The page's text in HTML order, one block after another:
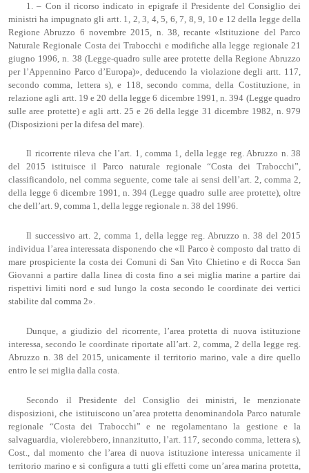
1. – Con il ricorso indicato in epigrafe il Presidente del Consiglio dei
ministri ha impugnato gli artt. 1, 2, 3, 4, 5, 6, 7, 8, 9, 10 e 12 della legge della
Regione Abruzzo 6 novembre 2015, n. 38, recante «Istituzione del Parco
Naturale Regionale Costa dei Trabocchi e modifiche alla legge regionale 21
giugno 1996, n. 38 (Legge-quadro sulle aree protette della Regione Abruzzo
per l’Appennino Parco d’Europa)», deducendo la violazione degli artt. 117,
secondo comma, lettera s), e 118, secondo comma, della Costituzione, in
relazione agli artt. 19 e 20 della legge 6 dicembre 1991, n. 394 (Legge quadro
sulle aree protette) e agli artt. 25 e 26 della legge 31 dicembre 1982, n. 979
(Disposizioni per la difesa del mare).
Il ricorrente rileva che l’art. 1, comma 1, della legge reg. Abruzzo n. 38
del 2015 istituisce il Parco naturale regionale “Costa dei Trabocchi”,
classificandolo, nel comma seguente, come tale ai sensi dell’art. 2, comma 2,
della legge 6 dicembre 1991, n. 394 (Legge quadro sulle aree protette), oltre
che dell’art. 9, comma 1, della legge regionale n. 38 del 1996.
Il successivo art. 2, comma 1, della legge reg. Abruzzo n. 38 del 2015
individua l’area interessata disponendo che «Il Parco è composto dal tratto di
mare prospiciente la costa dei Comuni di San Vito Chietino e di Rocca San
Giovanni a partire dalla linea di costa fino a sei miglia marine a partire dai
rispettivi limiti nord e sud lungo la costa secondo le coordinate dei vertici
stabilite dal comma 2».
Dunque, a giudizio del ricorrente, l’area protetta di nuova istituzione
interessa, secondo le coordinate riportate all’art. 2, comma, 2 della legge reg.
Abruzzo n. 38 del 2015, unicamente il territorio marino, vale a dire quello
entro le sei miglia dalla costa.
Secondo il Presidente del Consiglio dei ministri, le menzionate
disposizioni, che istituiscono un’area protetta denominandola Parco naturale
regionale “Costa dei Trabocchi” e ne regolamentano la gestione e la
salvaguardia, violerebbero, innanzitutto, l’art. 117, secondo comma, lettera s),
Cost., dal momento che l’area di nuova istituzione interessa unicamente il
territorio marino e si configura a tutti gli effetti come un’area marina protetta,